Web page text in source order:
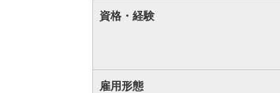
資格・経験
雇用形態